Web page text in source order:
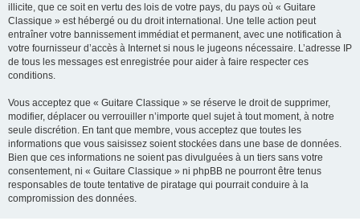
illicite, que ce soit en vertu des lois de votre pays, du pays où « Guitare
Classique » est hébergé ou du droit international. Une telle action peut
entraîner votre bannissement immédiat et permanent, avec une notification à
votre fournisseur d’accès à Internet si nous le jugeons nécessaire. L’adresse IP
de tous les messages est enregistrée pour aider à faire respecter ces
conditions.
Vous acceptez que « Guitare Classique » se réserve le droit de supprimer,
modifier, déplacer ou verrouiller n’importe quel sujet à tout moment, à notre
seule discrétion. En tant que membre, vous acceptez que toutes les
informations que vous saisissez soient stockées dans une base de données.
Bien que ces informations ne soient pas divulguées à un tiers sans votre
consentement, ni « Guitare Classique » ni phpBB ne pourront être tenus
responsables de toute tentative de piratage qui pourrait conduire à la
compromission des données.